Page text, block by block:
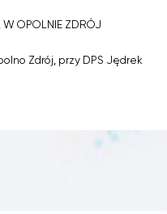
OPOLNIE ZDRÓJ
Zdrój, przy DPS Jędrek